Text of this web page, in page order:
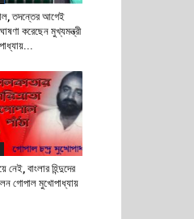
তদন্তের আগেই
করেছেন মুখ্যমন্ত্রী
নেই, বাংলার হিন্দুদের
গোপাল মুখোপাধ্যায়